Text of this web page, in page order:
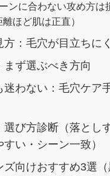
ンに合わない攻め方は
離ほど肌は正直）
方：毛穴が目立ちに
まず選ぶべき方向
迷わない：毛穴ケア
選び方診断（落とし
い・シーン一致）
ズ向けおすすめ3選